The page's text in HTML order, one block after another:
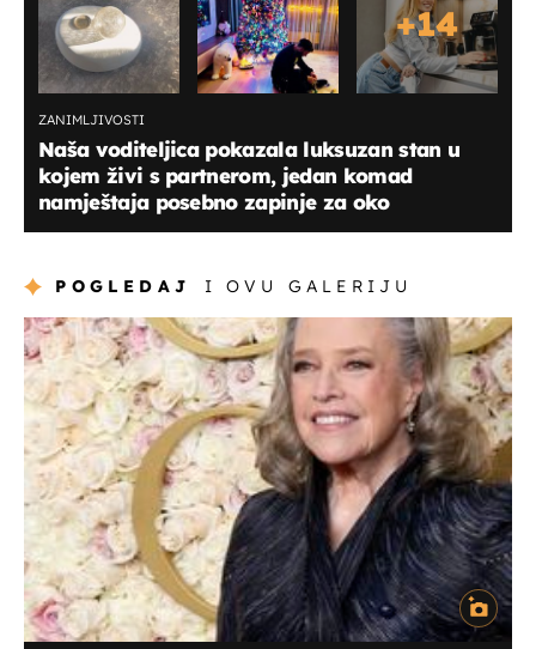
+14
ZANIMLJIVOSTI
Naša voditeljica pokazala luksuzan stan u
kojem živi s partnerom, jedan komad
namještaja posebno zapinje za oko
POGLEDAJ I OVU GALERIJU